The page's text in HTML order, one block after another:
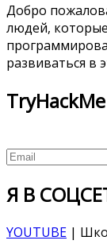
Добро
людей,
развиваться в
Я В
YOUTUBE |